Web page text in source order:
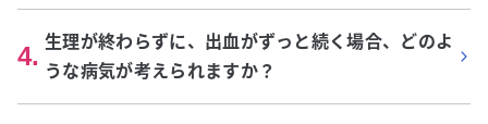
4. 生理が終わらずに、出血がずっと続く場合、どのよ
うな病気が考えられますか？